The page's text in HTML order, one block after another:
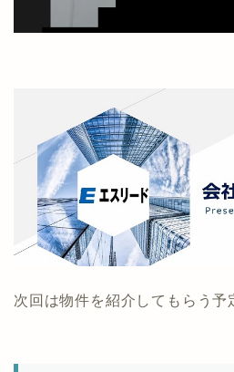
次回は物件を紹介してもらう予